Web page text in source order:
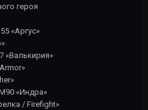
героя
«Аргус»
«Валькирия»
«Индра»
/ Firefight»